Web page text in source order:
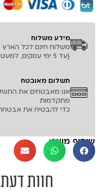
מידע משלוח
משלוח חינם לכל הארץ עד
{עד 5 ימי עסקים, למעט אזורים חריגים}
תשלום מאובטח
אנו מאבטחים את
מתקדמות
כדי להבטיח את
שיתוף מוצר:
חוות